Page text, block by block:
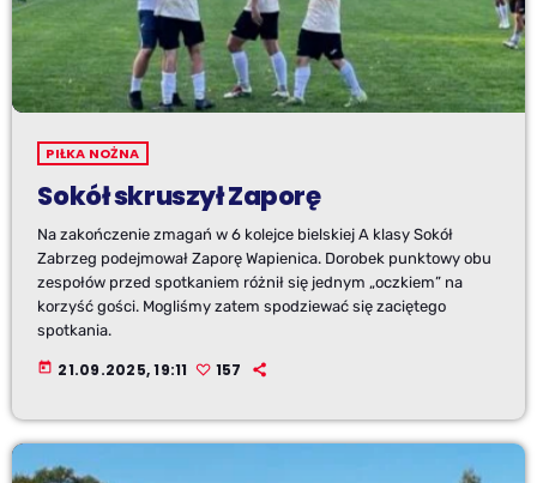
PIŁKA NOŻNA
Sokół skruszył Zaporę
Na zakończenie zmagań w 6 kolejce bielskiej A klasy Sokół
Zabrzeg podejmował Zaporę Wapienica. Dorobek punktowy obu
zespołów przed spotkaniem różnił się jednym „oczkiem” na
korzyść gości. Mogliśmy zatem spodziewać się zaciętego
spotkania.
today 21.09.2025, 19:11 157